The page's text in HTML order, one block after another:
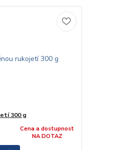
300 g
Cena a dostupnost
NA DOTAZ